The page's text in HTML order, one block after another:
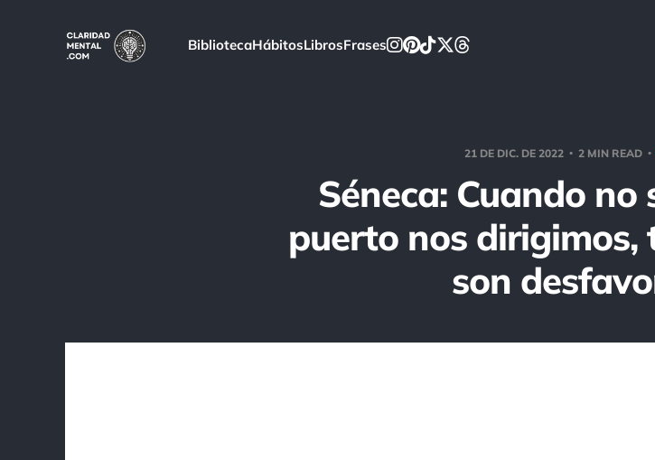
BibliotecaHábitosLibrosFrases
21 DE DIC. DE 2022 2 MIN READ
Séneca: Cuando no
puerto nos dirigimos,
son